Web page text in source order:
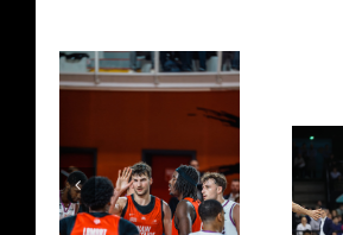
MATCH PREVIEW :
DENAIN / ANTIBES